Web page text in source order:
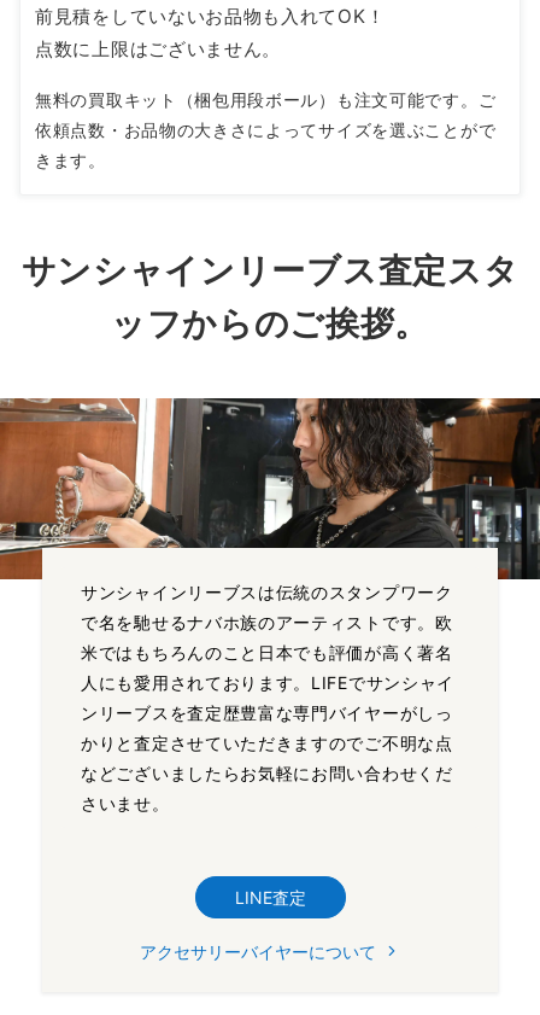
前見積をしていないお品物も入れてOK！
点数に上限はございません。
無料の買取キット（梱包用段ボール）も注文可能です。ご
依頼点数・お品物の大きさによってサイズを選ぶことがで
きます。
サンシャインリーブス査定スタ
ッフからのご挨拶。
サンシャインリーブスは伝統のスタンプワーク
で名を馳せるナバホ族のアーティストです。欧
米ではもちろんのこと日本でも評価が高く著名
人にも愛用されております。LIFEでサンシャイ
ンリーブスを査定歴豊富な専門バイヤーがしっ
かりと査定させていただきますのでご不明な点
などございましたらお気軽にお問い合わせくだ
さいませ。
LINE査定
アクセサリーバイヤーについて